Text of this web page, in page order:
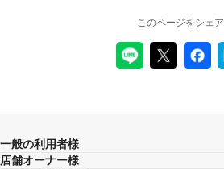
このページをシェア
一般の利用者様
店舗オーナー様